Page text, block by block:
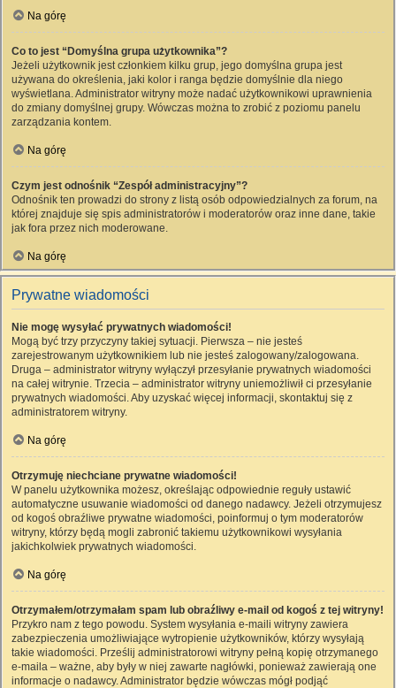
Na górę
Co to jest “Domyślna grupa użytkownika”?
Jeżeli użytkownik jest członkiem kilku grup, jego domyślna grupa jest
używana do określenia, jaki kolor i ranga będzie domyślnie dla niego
wyświetlana. Administrator witryny może nadać użytkownikowi uprawnienia
do zmiany domyślnej grupy. Wówczas można to zrobić z poziomu panelu
zarządzania kontem.
Na górę
Czym jest odnośnik “Zespół administracyjny”?
Odnośnik ten prowadzi do strony z listą osób odpowiedzialnych za forum, na
której znajduje się spis administratorów i moderatorów oraz inne dane, takie
jak fora przez nich moderowane.
Na górę
Prywatne wiadomości
Nie mogę wysyłać prywatnych wiadomości!
Mogą być trzy przyczyny takiej sytuacji. Pierwsza – nie jesteś
zarejestrowanym użytkownikiem lub nie jesteś zalogowany/zalogowana.
Druga – administrator witryny wyłączył przesyłanie prywatnych wiadomości
na całej witrynie. Trzecia – administrator witryny uniemożliwił ci przesyłanie
prywatnych wiadomości. Aby uzyskać więcej informacji, skontaktuj się z
administratorem witryny.
Na górę
Otrzymuję niechciane prywatne wiadomości!
W panelu użytkownika możesz, określając odpowiednie reguły ustawić
automatyczne usuwanie wiadomości od danego nadawcy. Jeżeli otrzymujesz
od kogoś obraźliwe prywatne wiadomości, poinformuj o tym moderatorów
witryny, którzy będą mogli zabronić takiemu użytkownikowi wysyłania
jakichkolwiek prywatnych wiadomości.
Na górę
Otrzymałem/otrzymałam spam lub obraźliwy e-mail od kogoś z tej witryny!
Przykro nam z tego powodu. System wysyłania e-maili witryny zawiera
zabezpieczenia umożliwiające wytropienie użytkowników, którzy wysyłają
takie wiadomości. Prześlij administratorowi witryny pełną kopię otrzymanego
e-maila – ważne, aby były w niej zawarte nagłówki, ponieważ zawierają one
informacje o nadawcy. Administrator będzie wówczas mógł podjąć